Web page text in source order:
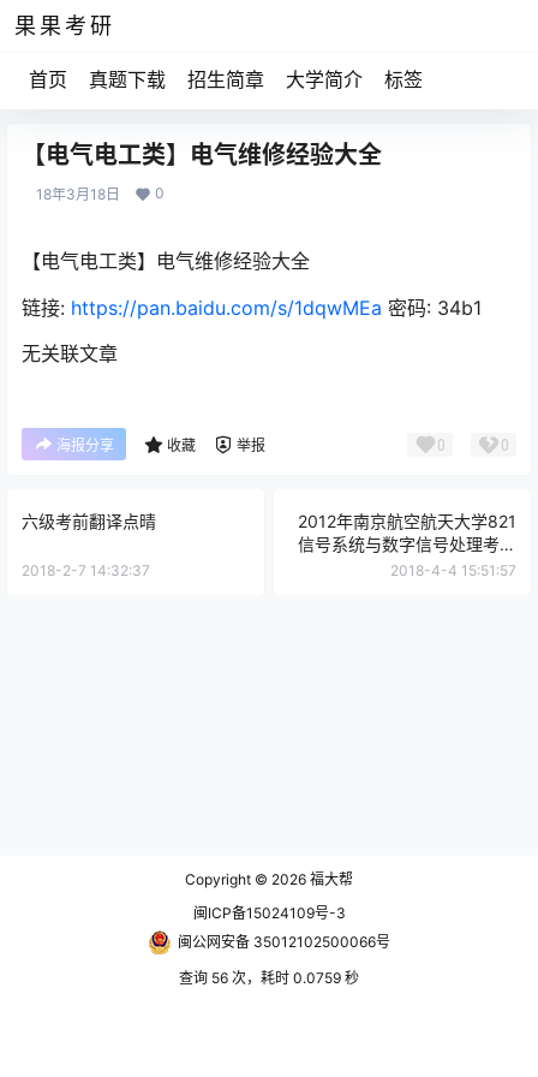
果果考研
首页 真题下载 招生简章 大学简介 标签
【电气电工类】电气维修经验大全
18年3月18日 0
【电气电工类】电气维修经验大全
链接: https://pan.baidu.com/s/1dqwMEa 密码: 34b1
无关联文章
海报分享 收藏 举报 0 0
六级考前翻译点晴
2018-2-7 14:32:37
2012年南京航空航天大学821
信号系统与数字信号处理考研
初试真题
2018-4-4 15:51:57
Copyright © 2026 福大帮
闽ICP备15024109号-3
闽公网安备 35012102500066号
查询 56 次，耗时 0.0759 秒